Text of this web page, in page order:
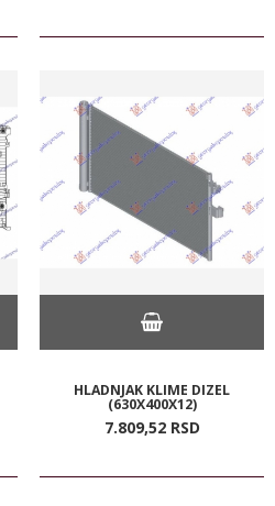
HLADNJAK KLIME DIZEL
(630X400X12)
7.809,52 RSD